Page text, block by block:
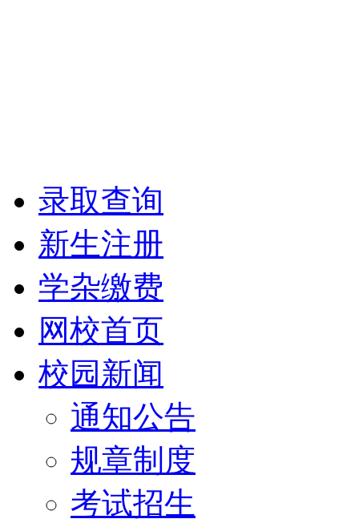
录取查询
新生注册
学杂缴费
网校首页
校园新闻
通知公告
规章制度
考试招生